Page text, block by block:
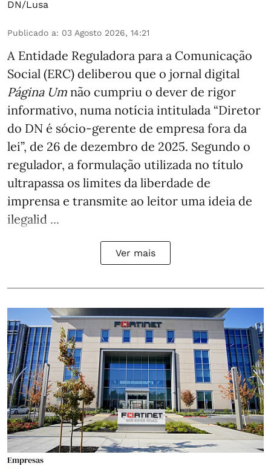
DN/Lusa
Publicado a: 03 Agosto 2026, 14:21
A Entidade Reguladora para a Comunicação
Social (ERC) deliberou que o jornal digital
Página Um não cumpriu o dever de rigor
informativo, numa notícia intitulada “Diretor
do DN é sócio‑gerente de empresa fora da
lei”, de 26 de dezembro de 2025. Segundo o
regulador, a formulação utilizada no título
ultrapassa os limites da liberdade de
imprensa e transmite ao leitor uma ideia de
ilegalid ...
Ver mais
Empresas